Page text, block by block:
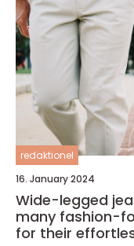
redaktionel
16. January 2024
Wide-legged
many fashion-
for their